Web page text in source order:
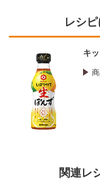
レシ
キ
関連レ